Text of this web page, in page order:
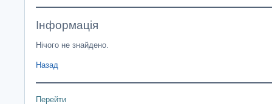
Інформація
Нічого не знайдено.
Назад
Перейти